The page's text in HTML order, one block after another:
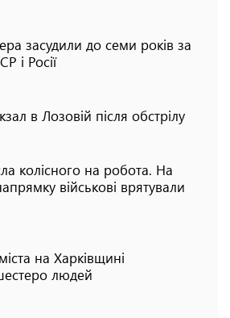
засудили до семи років за
і Росії
в Лозовій після обстрілу
колісного на робота. На
військові врятували
на Харківщині
людей